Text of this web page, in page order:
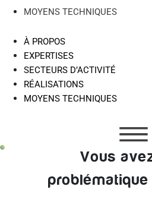
MOYENS TECHNIQUES
À PROPOS
EXPERTISES
SECTEURS D’ACTIVITÉ
RÉALISATIONS
MOYENS TECHNIQUES
Vous